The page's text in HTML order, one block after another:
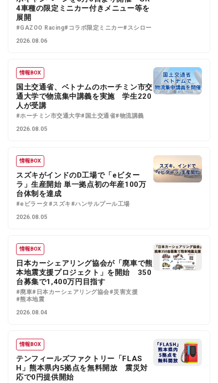
4車種の限定ミニカー付きメニュー等を
展開
#GAZOO Racing#コラボ限定ミニカー#スシロー
2026.08.06
情報BOX
国土交通省、ベトナムのホーチミン市交
通大学で物流集中講義を実施 学生220
人が受講
#ホーチミン市交通大学#国土交通省#物流講義
2026.08.05
情報BOX
スズキがインドのD工場で「eビター
ラ」生産開始 単一拠点初の年産100万
台体制を達成
#eビラータ #スズキ #ハンサルプール工場
2026.08.05
情報BOX
日本カーシェアリング協会が「廃車で熊
本地震支援プロジェクト」を開始 350
台募集で1,400万円目指す
#廃車#日本カーシェアリング協会#災害支援
#熊本地震
2026.08.04
情報BOX
テンフィールズファクトリー「FLAS
H」熊本県内5拠点を無料開放 震災対
応で0円提供開始